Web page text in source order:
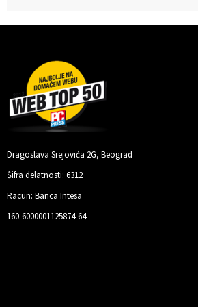
Dragoslava Srejovića 2G, Beograd
Šifra delatnosti: 6312
Racun: Banca Intesa
160-6000001125874-64